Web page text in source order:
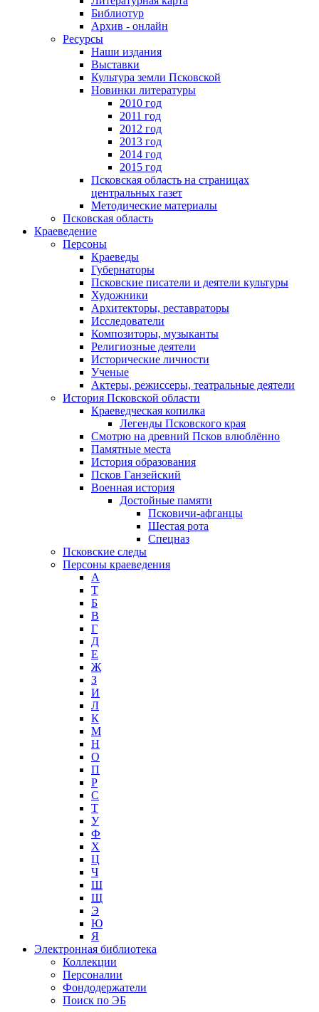
Библиотур
Архив - онлайн
Ресурсы
Наши издания
Выставки
Культура земли Псковской
Новинки литературы
2010 год
2011 год
2012 год
2013 год
2014 год
2015 год
Псковская область на страницах
центральных газет
Методические материалы
Псковская область
Краеведение
Персоны
Краеведы
Губернаторы
Псковские писатели и деятели культуры
Художники
Архитекторы, реставраторы
Исследователи
Композиторы, музыканты
Религиозные деятели
Исторические личности
Ученые
Актеры, режиссеры, театральные деятели
История Псковской области
Краеведческая копилка
Легенды Псковского края
Смотрю на древний Псков влюблённо
Памятные места
История образования
Псков Ганзейский
Военная история
Достойные памяти
Псковичи-афганцы
Шестая рота
Спецназ
Псковские следы
Персоны краеведения
А
T
Б
В
Г
Д
Е
Ж
З
И
Л
К
М
Н
О
П
Р
С
Т
У
Ф
Х
Ц
Ч
Ш
Щ
Э
Ю
Я
Электронная библиотека
Коллекции
Персоналии
Фондодержатели
Поиск по ЭБ